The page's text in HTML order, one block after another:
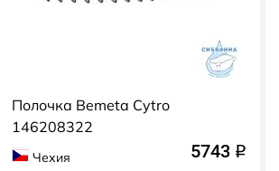
Полочка Bemeta Cytro
146208322
Чехия 5743 q